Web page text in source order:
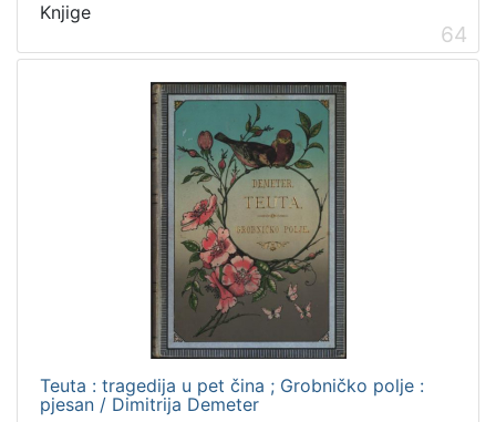
Knjige
64
Teuta : tragedija u pet čina ; Grobničko polje :
pjesan / Dimitrija Demeter